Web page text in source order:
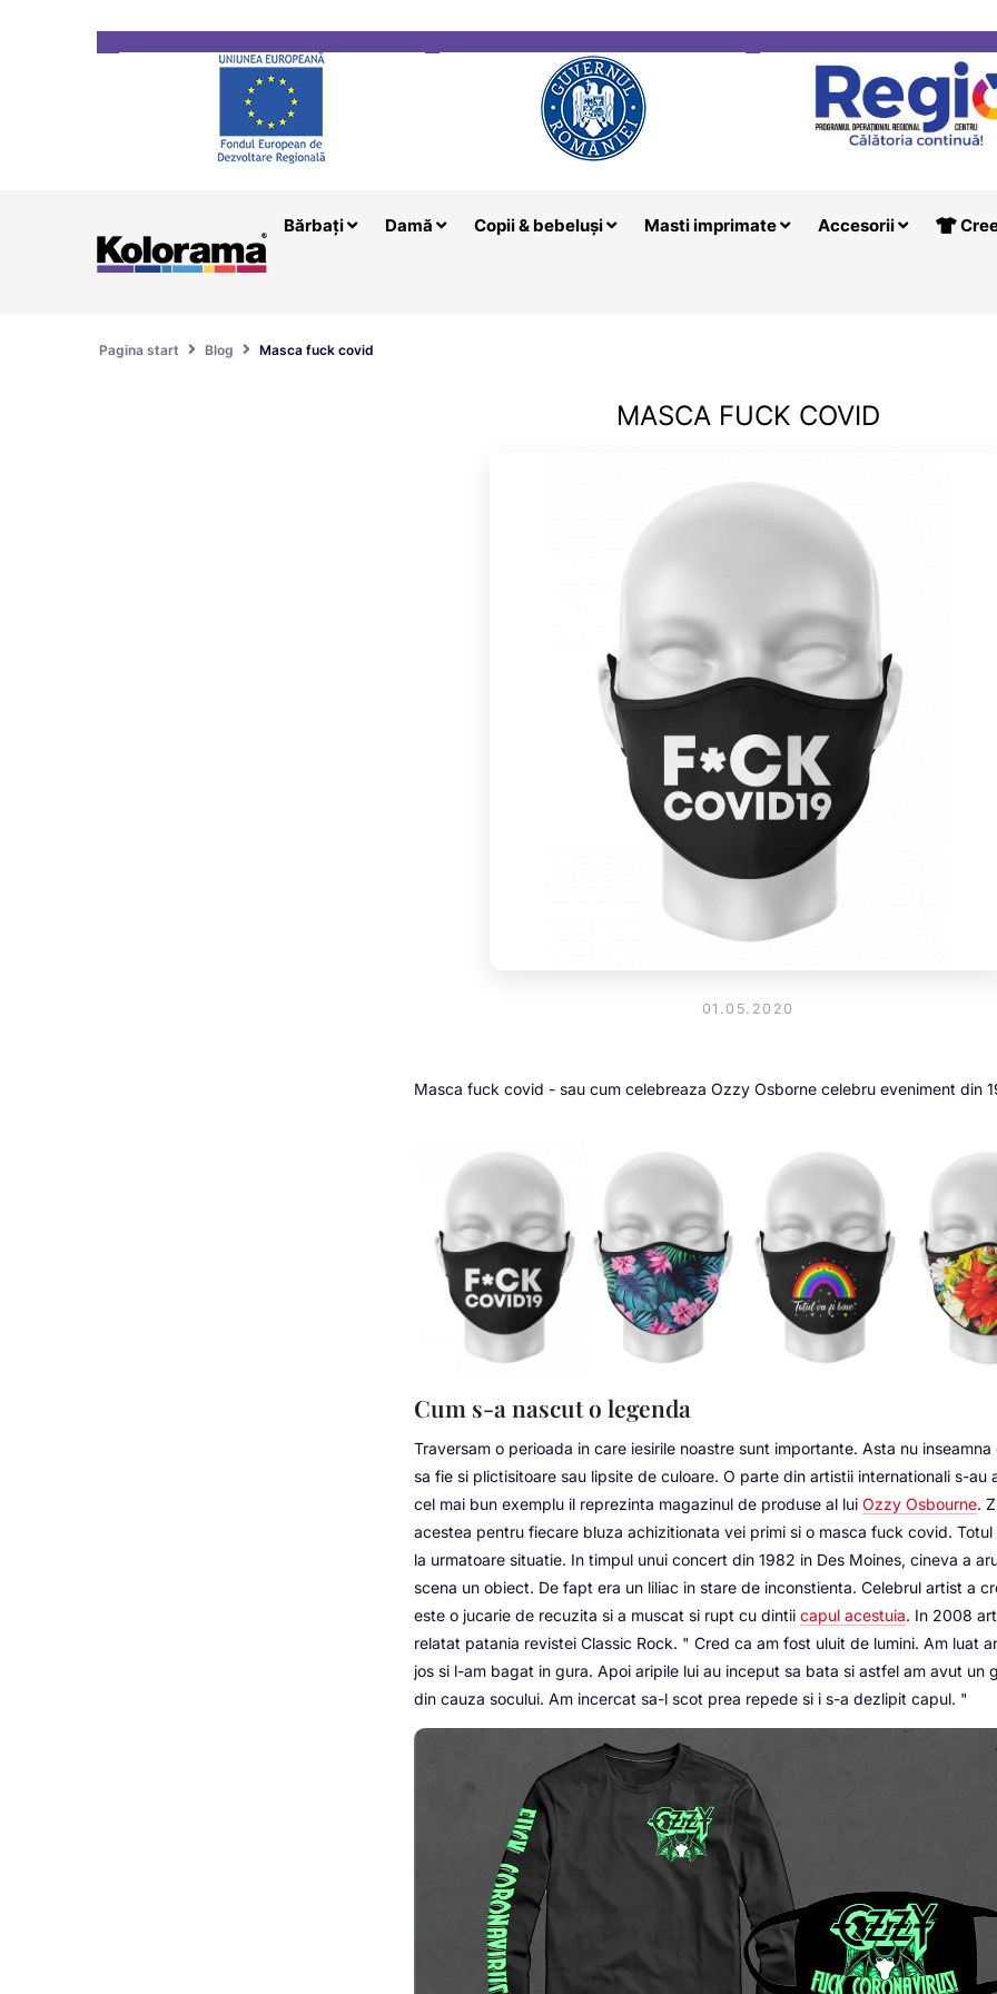
Bărbați Damă Copii & bebeluși Masti imprimate Accesorii
Pagina start Blog Masca fuck covid
MASCA FUCK COVID
01.05.2020
Masca fuck covid - sau cum celebreaza Ozzy Osborne celebru eveniment din
Cum s-a nascut o legenda
Traversam o perioada in care iesirile noastre sunt importante. Asta nu
sa fie si plictisitoare sau lipsite de culoare. O parte din artistii internationali s-au
cel mai bun exemplu il reprezinta magazinul de produse al lui Ozzy Osbourne.
acestea pentru fiecare bluza achizitionata vei primi si o masca fuck covid.
la urmatoare situatie. In timpul unui concert din 1982 in Des Moines, cineva a
scena un obiect. De fapt era un liliac in stare de inconstienta. Celebrul artist a
este o jucarie de recuzita si a muscat si rupt cu dintii capul acestuia. In 2008
relatat patania revistei Classic Rock. " Cred ca am fost uluit de lumini. Am luat
jos si l-am bagat in gura. Apoi aripile lui au inceput sa bata si astfel am avut un
din cauza socului. Am incercat sa-l scot prea repede si i s-a dezlipit capul. "